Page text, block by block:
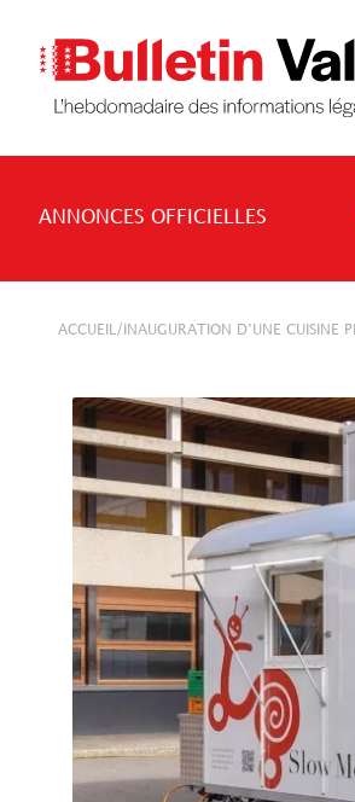
ANNONCES OFFICIELLES
ACCUEIL / INAUGURATION D’UNE CUISINE